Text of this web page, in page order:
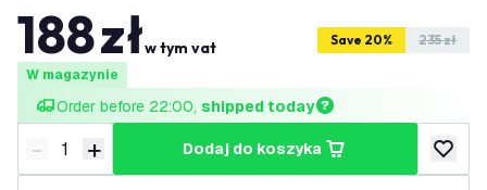
188złw tym vat Save 20% 235 zł
W magazynie
Order before 22:00, shipped today
Zmniejsz ilość
- Zwiększ ilość
+ dodaj do koszyka
dodaj